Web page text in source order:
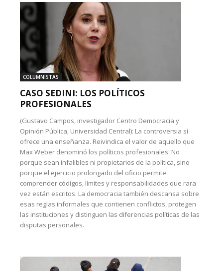
COLUMNISTAS
CASO SEDINI: LOS POLÍTICOS
PROFESIONALES
(Gustavo Campos, investigador Centro Democracia y
Opinión Pública, Universidad Central): La controversia sí
ofrece una enseñanza. Reivindica el valor de aquello que
Max Weber denominó los políticos profesionales. No
porque sean infalibles ni propietarios de la política, sino
porque el ejercicio prolongado del oficio permite
comprender códigos, límites y responsabilidades que rara
vez están escritos. La democracia también descansa sobre
esas reglas informales que contienen conflictos, protegen
las instituciones y distinguen las diferencias políticas de las
disputas personales.